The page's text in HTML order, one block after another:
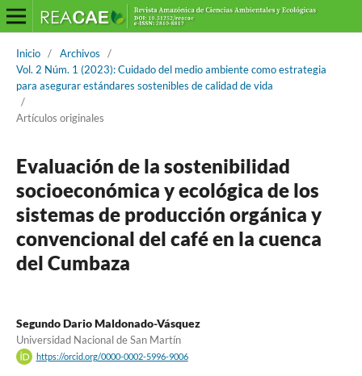
Inicio / Archivos
/
Vol. 2 Núm. 1 (2023): Cuidado del medio ambiente como estrategia
para asegurar estándares sostenibles de calidad de vida
/
Artículos originales
Evaluación de la sostenibilidad
socioeconómica y ecológica de los
sistemas de producción orgánica y
convencional del café en la cuenca
del Cumbaza
Segundo Dario Maldonado-Vásquez
Universidad Nacional de San Martín
https://orcid.org/0000-0002-5996-9006